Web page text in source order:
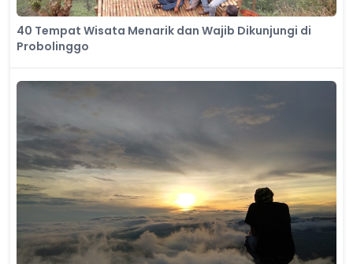
40 Tempat Wisata Menarik dan Wajib Dikunjungi di
Probolinggo